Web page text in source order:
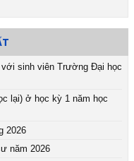
với sinh viên Trường Đại học
lại) ở học kỳ 1 năm học
2026
năm 2026